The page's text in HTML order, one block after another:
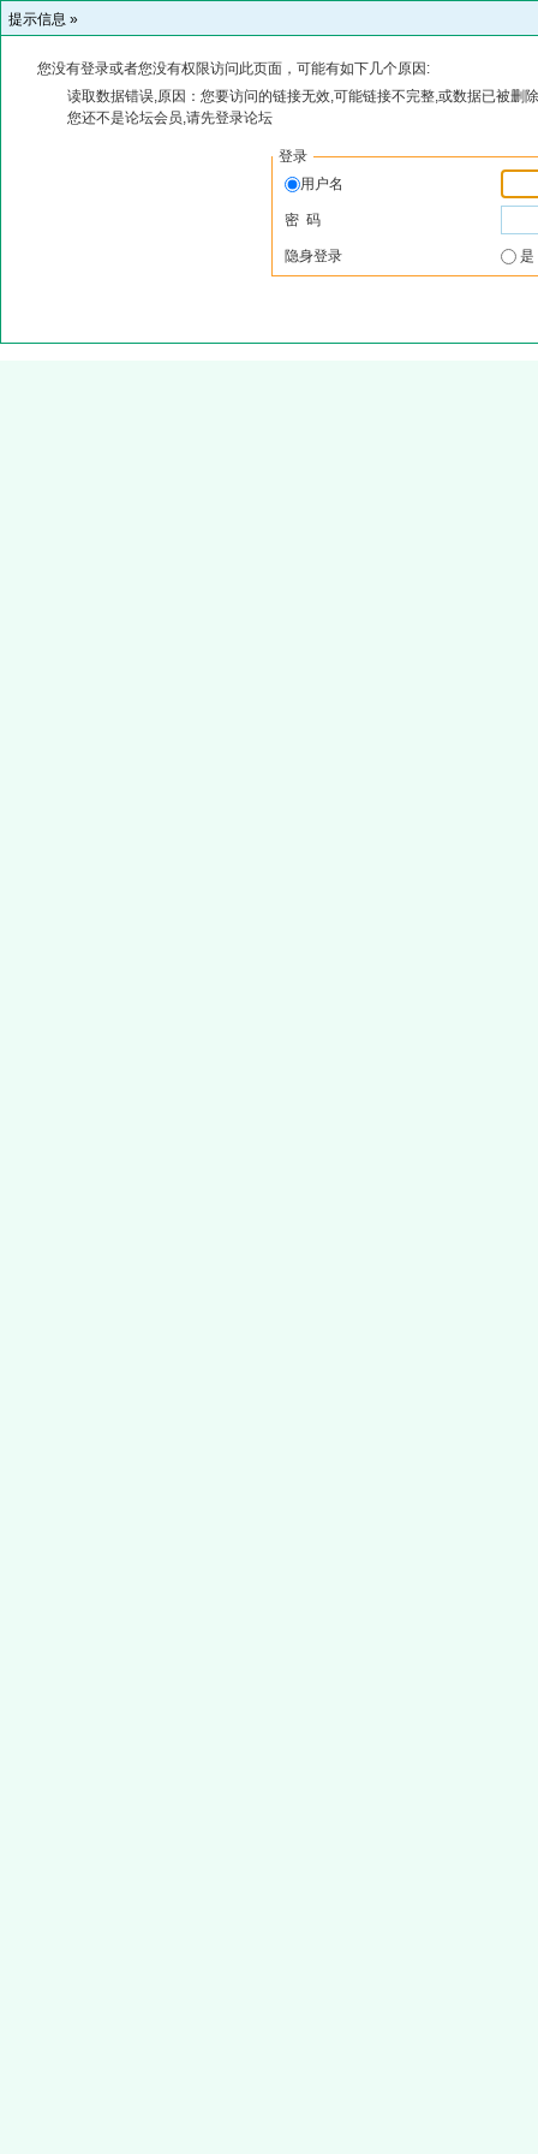
提示信息 »
您没有登录或者您没有权限访问此页面，可能有如下几个原因:
读取数据错误,原因：您要访问的链接无效,可能链接不完整,或数据已被删
您还不是论坛会员,请先登录论坛
登录
用户名
密 码
隐身登录